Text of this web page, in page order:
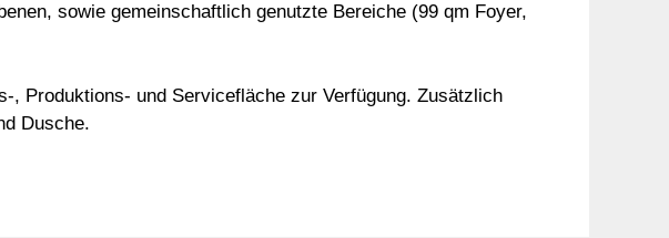
sowie gemeinschaftlich genutzte Bereiche (99 qm Foyer,
, Produktions- und Servicefläche zur Verfügung. Zusätzlich
Dusche.